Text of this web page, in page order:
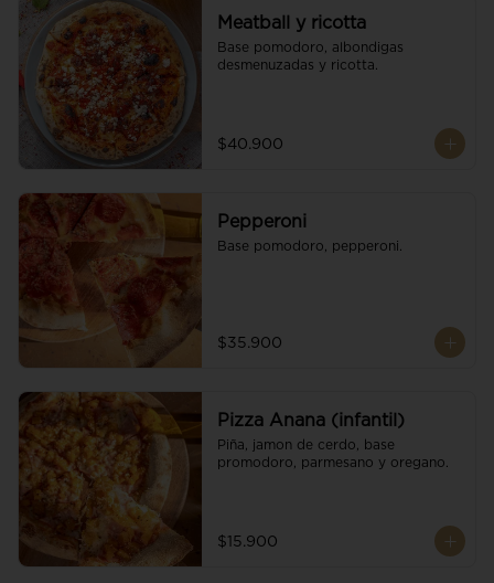
Meatball y ricotta
Base pomodoro, albondigas
desmenuzadas y ricotta.
$40.900
Pepperoni
Base pomodoro, pepperoni.
$35.900
Pizza Anana (infantil)
Piña, jamon de cerdo, base
promodoro, parmesano y oregano.
$15.900